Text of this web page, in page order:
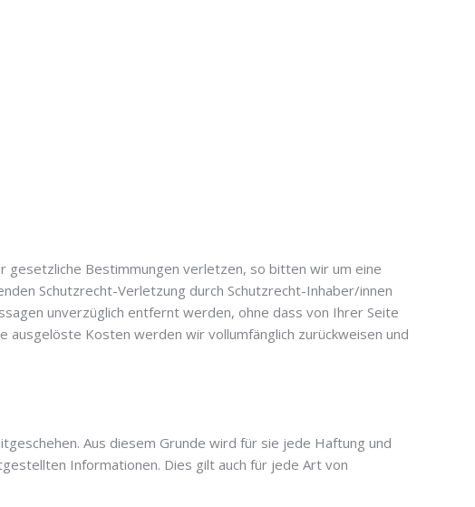
gesetzliche Bestimmungen verletzen, so bitten wir um eine
Schutzrecht-Verletzung durch Schutzrecht-Inhaber/innen
unverzüglich entfernt werden, ohne dass von Ihrer Seite
ausgelöste Kosten werden wir vollumfänglich zurückweisen und
Aus diesem Grunde wird für sie jede Haftung und
Informationen. Dies gilt auch für jede Art von